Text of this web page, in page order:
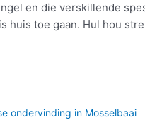
en die verskillende
huis toe gaan. Hul hou
ondervinding in Mosselbaai